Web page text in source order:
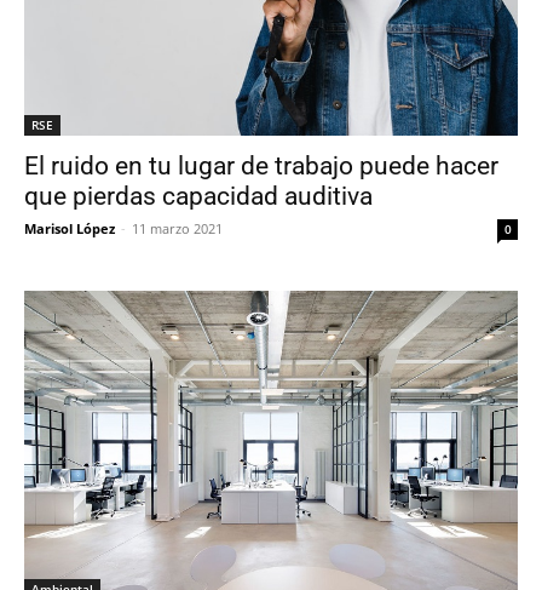
RSE
El ruido en tu lugar de trabajo puede hacer
que pierdas capacidad auditiva
Marisol López - 11 marzo 2021 0